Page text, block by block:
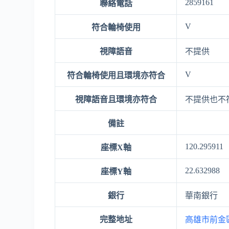
聯絡電話 2859161
符合輪椅使用 V
視障語音 不提供
符合輪椅使用且環境亦符合 V
視障語音且環境亦符合 不提供也不
備註
座標X軸 120.295911
座標Y軸 22.632988
銀行 華南銀行
完整地址 高雄市前金